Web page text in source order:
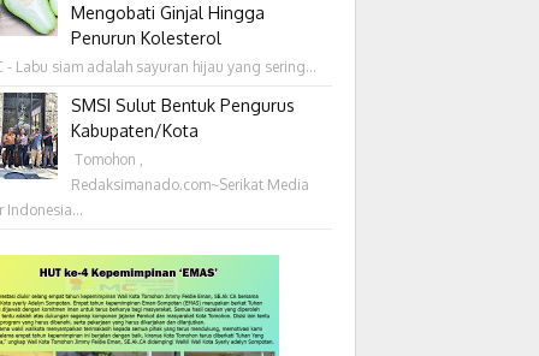
Mengobati Ginjal Hingga
Penurun Kolesterol
- Labu siam adalah sayuran hijau yang sering...
SMSI Sulut Bentuk Pengurus
Kabupaten/Kota
‎ Tomohon ,
Redaksimanado.com~Serikat Media
Indonesia...